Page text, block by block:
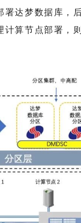
署达梦数据库，
计算节点部署，